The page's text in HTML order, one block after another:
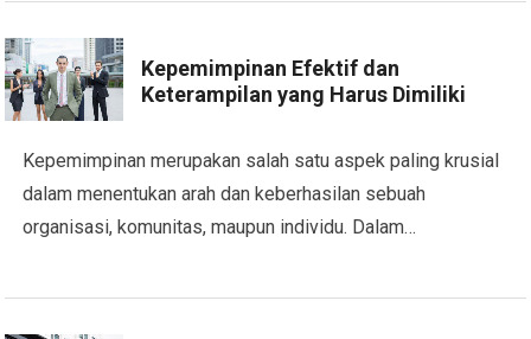
Kepemimpinan Efektif dan
Keterampilan yang Harus Dimiliki
Kepemimpinan merupakan salah satu aspek paling krusial
dalam menentukan arah dan keberhasilan sebuah
organisasi, komunitas, maupun individu. Dalam…